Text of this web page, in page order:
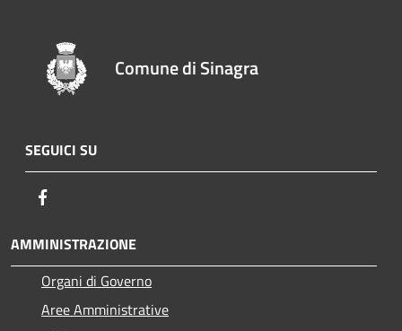
Comune di Sinagra
SEGUICI SU
AMMINISTRAZIONE
Organi di Governo
Aree Amministrative